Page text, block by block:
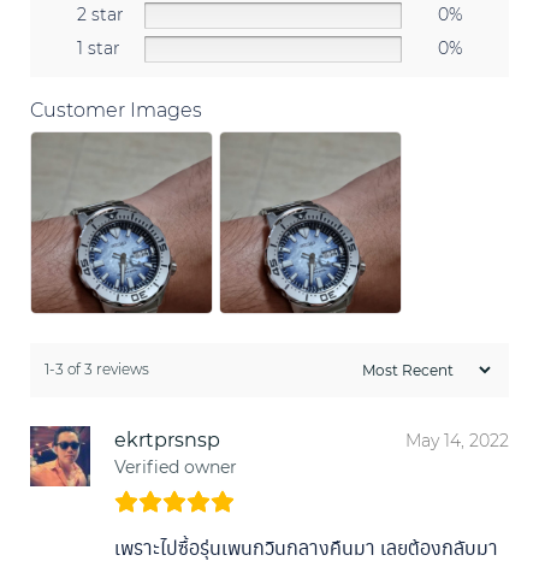
2 star
0%
1 star
0%
Customer Images
1-3 of 3 reviews
ekrtprsnsp
Verified owner
May 14, 2022
เพราะไปซื้อรุ่นเพนกวินกลางคืนมา เลยต้องกลับมา